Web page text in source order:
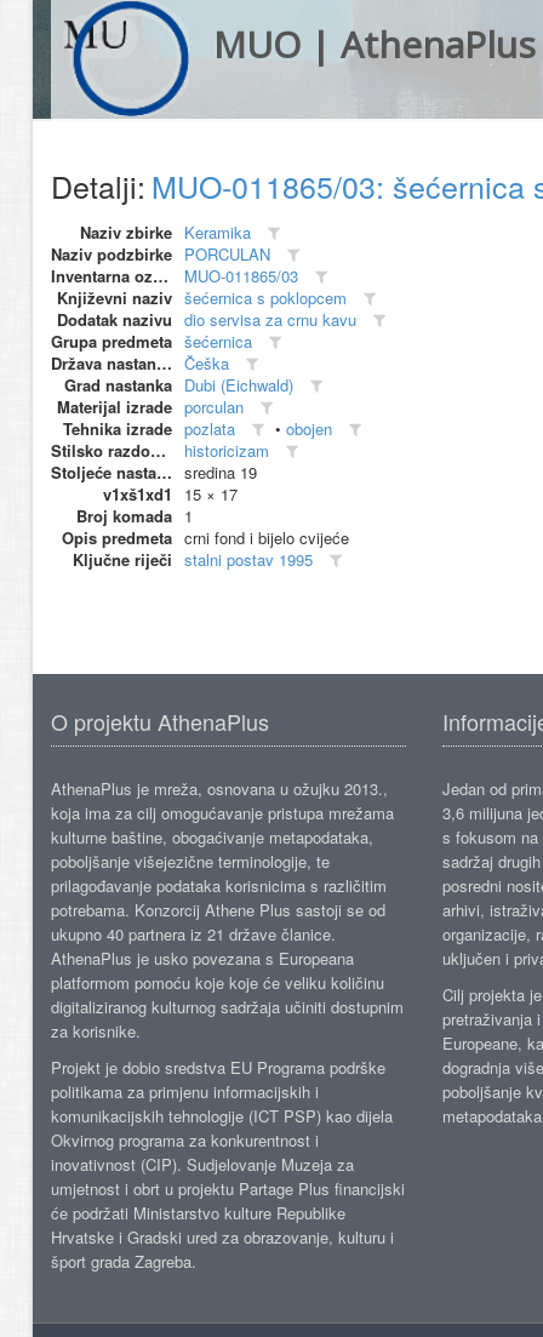
MUO | AthenaPlus
Detalji: MUO-011865/03:
Naziv zbirke Keramika
Naziv podzbirke PORCULAN
Inventarna oznaka
MUO-011865/03
Književni naziv šećernica s poklopcem
Dodatak nazivu dio servisa za crnu kavu
Grupa predmeta šećernica
Država nastanka Češka
Grad nastanka Dubi (Eichwald)
Materijal izrade porculan
Tehnika izrade pozlata • obojen
Stilsko razdoblje
historicizam
Stoljeće nastanka sredina 19
v1xš1xd1
15 × 17
Broj komada 1
Opis predmeta crni fond i bijelo cvijeće
Ključne riječi stalni postav 1995
O projektu AthenaPlus
AthenaPlus je mreža, osnovana u ožujku 2013.,
koja ima za cilj omogućavanje pristupa mrežama
kulturne baštine, obogaćivanje metapodataka,
poboljšanje višejezične terminologije, te
prilagođavanje podataka korisnicima s različitim
potrebama. Konzorcij Athene Plus sastoji se od
ukupno 40 partnera iz 21 države članice.
AthenaPlus je usko povezana s Europeana
platformom pomoću koje koje će veliku količinu
digitaliziranog kulturnog sadržaja učiniti dostupnim
za korisnike.
Projekt je dobio sredstva EU Programa podrške
politikama za primjenu informacijskih i
komunikacijskih tehnologije (ICT PSP) kao dijela
Okvirnog programa za konkurentnost i
inovativnost (CIP). Sudjelovanje Muzeja za
umjetnost i obrt u projektu Partage Plus financijski
će podržati Ministarstvo kulture Republike
Hrvatske i Gradski ured za obrazovanje, kulturu i
šport grada Zagreba.
Jedan od
3,6 milijuna
s fokusom
sadržaj
posredni
arhivi,
organizacije,
uključen i
Cilj projekta
pretraživanja
Europeane,
dogradnja
poboljšanje